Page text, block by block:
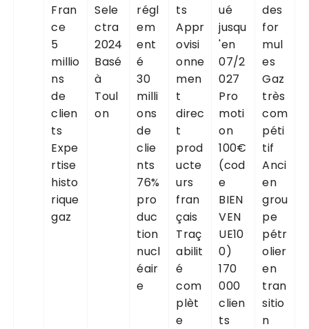
Fran
ce
5
millio
ns
de
clien
ts
Expe
rtise
histo
rique
gaz
Sele
ctra
2024
Basé
à
Toul
on
régl
em
ent
é
30
milli
ons
de
clie
nts
76%
pro
duc
tion
nucl
éair
e
ts
Appr
ovisi
onne
men
t
direc
t
prod
ucte
urs
fran
çais
Traç
abilit
é
com
plèt
e
ué
jusqu
'en
07/2
027
Pro
moti
on
100€
(cod
e
BIEN
VEN
UE10
0)
170
000
clien
ts
des
for
mul
es
Gaz
très
com
péti
tif
Anci
en
grou
pe
pétr
olier
en
tran
sitio
n